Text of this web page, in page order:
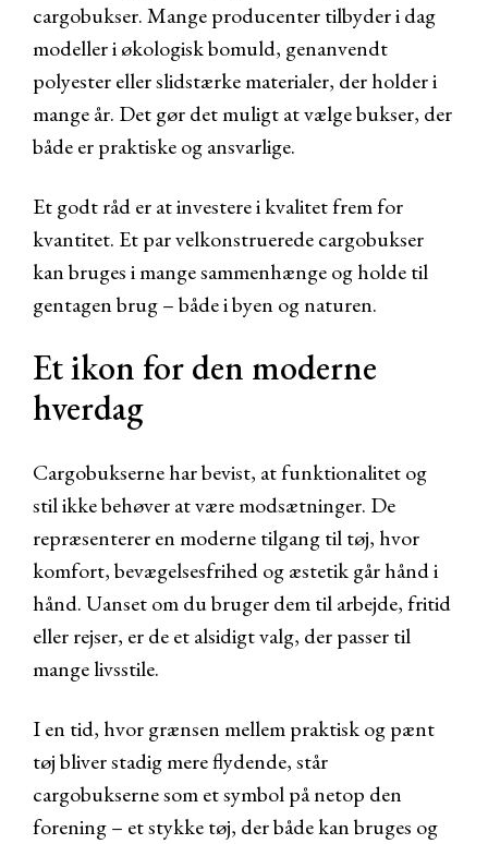
cargobukser. Mange producenter tilbyder i dag
modeller i økologisk bomuld, genanvendt
polyester eller slidstærke materialer, der holder i
mange år. Det gør det muligt at vælge bukser, der
både er praktiske og ansvarlige.
Et godt råd er at investere i kvalitet frem for
kvantitet. Et par velkonstruerede cargobukser
kan bruges i mange sammenhænge og holde til
gentagen brug – både i byen og naturen.
Et ikon for den moderne
hverdag
Cargobukserne har bevist, at funktionalitet og
stil ikke behøver at være modsætninger. De
repræsenterer en moderne tilgang til tøj, hvor
komfort, bevægelsesfrihed og æstetik går hånd i
hånd. Uanset om du bruger dem til arbejde, fritid
eller rejser, er de et alsidigt valg, der passer til
mange livsstile.
I en tid, hvor grænsen mellem praktisk og pænt
tøj bliver stadig mere flydende, står
cargobukserne som et symbol på netop den
forening – et stykke tøj, der både kan bruges og